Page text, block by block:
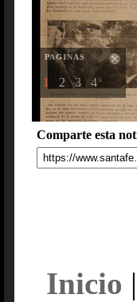
PAGINAS
1 2 3 4
Comparte esta
Inicio |